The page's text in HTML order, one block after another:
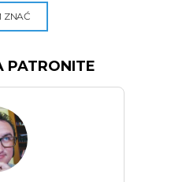
ZNAĆ
PATRONITE